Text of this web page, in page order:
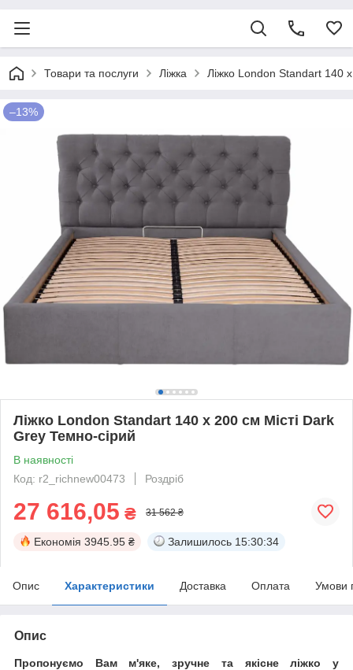
Товари та послуги Ліжка Ліжко London Standart 140
–13%
Ліжко London Standart 140 х 200 см Місті Dark
Grey Темно-сірий
В наявності
Код: r2_richnew00473
Роздріб
27 616,05 ₴ 31 562 ₴
Економія 3945.95 ₴ Залишилось 15:30:33
Опис Характеристики Доставка Оплата Умови
Опис
Пропонуємо Вам м'яке, зручне та якiсне ліжко у